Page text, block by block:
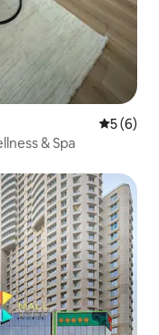
5 de
5 (6)
& Spa